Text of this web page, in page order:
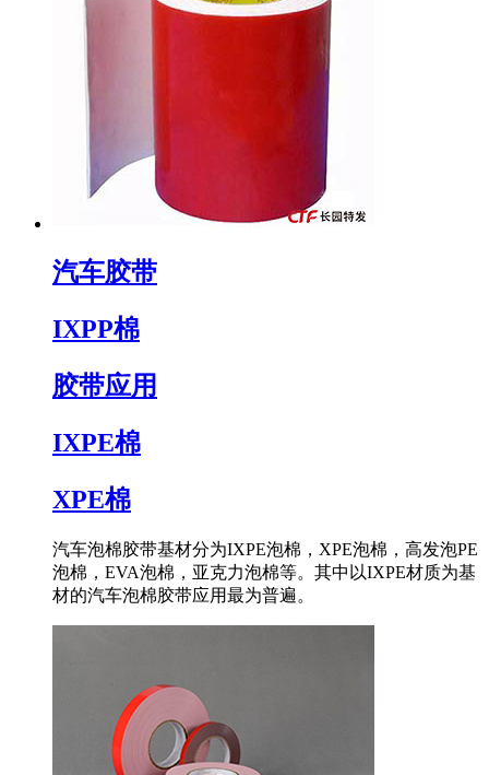
汽车胶带
IXPP棉
胶带应用
IXPE棉
XPE棉
汽车泡棉胶带基材分为IXPE泡棉，XPE泡棉，高发泡PE
泡棉，EVA泡棉，亚克力泡棉等。其中以IXPE材质为基
材的汽车泡棉胶带应用最为普遍。